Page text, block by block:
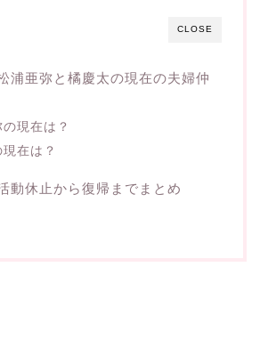
CLOSE
浦亜弥と橘慶太の現在の夫婦仲
現在は？
在は？
動休止から復帰までまとめ